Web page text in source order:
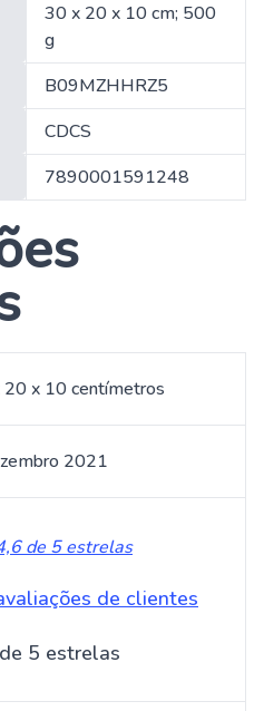
‎30 x 20 x 10 cm; 500
g
‎B09MZHHRZ5
‎CDCS
‎7890001591248
x 10 centímetros
2021
de 5 estrelas
de clientes
5 estrelas